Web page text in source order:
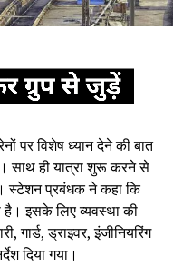
पर विशेष ध्यान देने की बात
साथ ही यात्रा शुरू करने से
स्टेशन प्रबंधक ने कहा कि
है। इसके लिए व्यवस्था की
गार्ड, ड्राइवर, इंजीनियरिंग
दिया गया।